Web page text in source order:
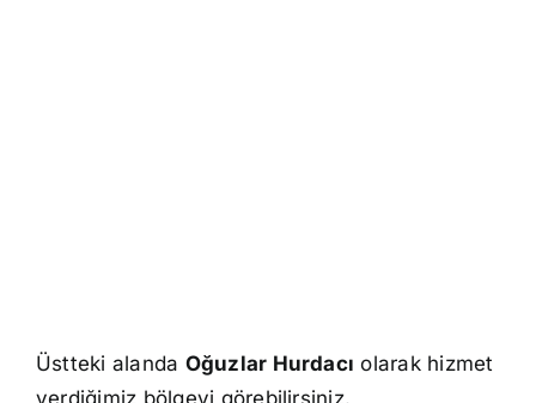
Üstteki alanda Oğuzlar Hurdacı olarak hizmet